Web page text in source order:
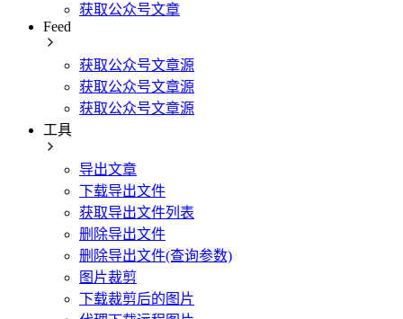
获取公众号文章
Feed
获取公众号文章源
获取公众号文章源
获取公众号文章源
工具
导出文章
下载导出文件
获取导出文件列表
删除导出文件
删除导出文件(查询参数)
图片裁剪
下载裁剪后的图片